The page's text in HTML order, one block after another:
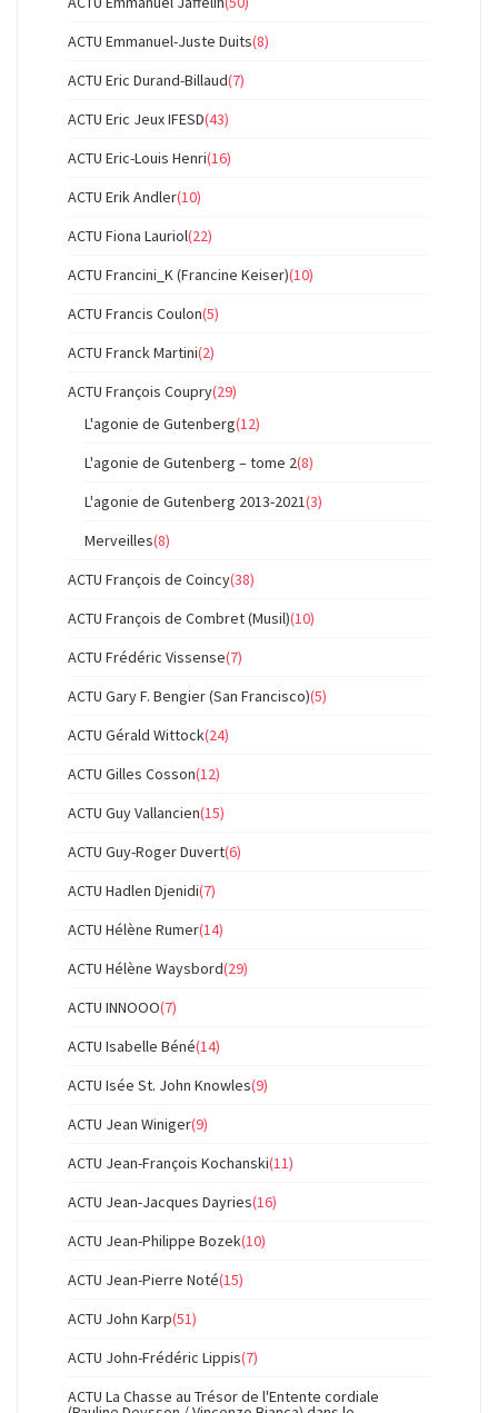
ACTU Emmanuel-Juste Duits(8)
ACTU Eric Durand-Billaud(7)
ACTU Eric Jeux IFESD(43)
ACTU Eric-Louis Henri(16)
ACTU Erik Andler(10)
ACTU Fiona Lauriol(22)
ACTU Francini_K (Francine Keiser)(10)
ACTU Francis Coulon(5)
ACTU Franck Martini(2)
ACTU François Coupry(29)
L'agonie de Gutenberg(12)
L'agonie de Gutenberg – tome 2(8)
L'agonie de Gutenberg 2013-2021(3)
Merveilles(8)
ACTU François de Coincy(38)
ACTU François de Combret (Musil)(10)
ACTU Frédéric Vissense(7)
ACTU Gary F. Bengier (San Francisco)(5)
ACTU Gérald Wittock(24)
ACTU Gilles Cosson(12)
ACTU Guy Vallancien(15)
ACTU Guy-Roger Duvert(6)
ACTU Hadlen Djenidi(7)
ACTU Hélène Rumer(14)
ACTU Hélène Waysbord(29)
ACTU INNOOO(7)
ACTU Isabelle Béné(14)
ACTU Isée St. John Knowles(9)
ACTU Jean Winiger(9)
ACTU Jean-François Kochanski(11)
ACTU Jean-Jacques Dayries(16)
ACTU Jean-Philippe Bozek(10)
ACTU Jean-Pierre Noté(15)
ACTU John Karp(51)
ACTU John-Frédéric Lippis(7)
ACTU La Chasse au Trésor de l'Entente cordiale